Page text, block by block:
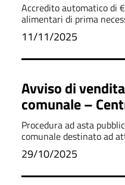
Accredito automatico di
alimentari di prima
11/11/2025
Avviso di
comunale –
P.I.P. di Bernalda
Procedura ad asta
comunale destinato ad
29/10/2025